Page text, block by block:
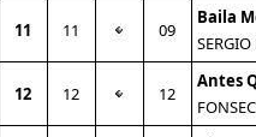
11 11 09
Baila
12 12 12
Antes